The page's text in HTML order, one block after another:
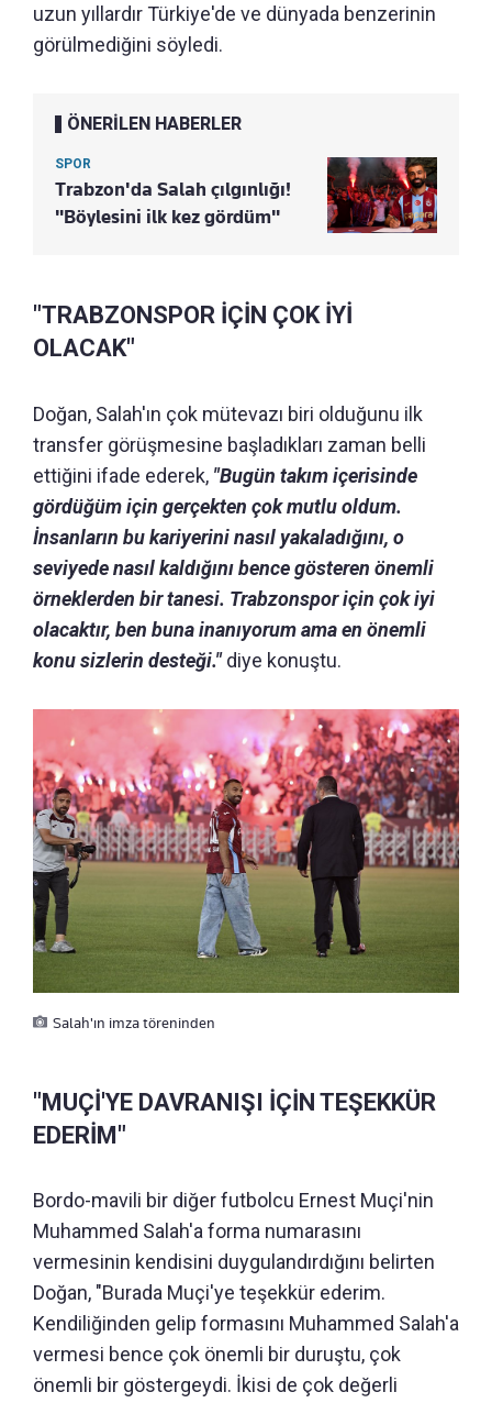
uzun yıllardır Türkiye'de ve dünyada benzerinin
görülmediğini söyledi.
ÖNERİLEN HABERLER
SPOR
Trabzon'da Salah çılgınlığı!
"Böylesini ilk kez gördüm"
"TRABZONSPOR İÇİN ÇOK İYİ
OLACAK"
Doğan, Salah'ın çok mütevazı biri olduğunu ilk
transfer görüşmesine başladıkları zaman belli
ettiğini ifade ederek, "Bugün takım içerisinde
gördüğüm için gerçekten çok mutlu oldum.
İnsanların bu kariyerini nasıl yakaladığını, o
seviyede nasıl kaldığını bence gösteren önemli
örneklerden bir tanesi. Trabzonspor için çok iyi
olacaktır, ben buna inanıyorum ama en önemli
konu sizlerin desteği."diye konuştu.
Salah'ın imza töreninden
"MUÇİ'YE DAVRANIŞI İÇİN TEŞEKKÜR
EDERİM"
Bordo-mavili bir diğer futbolcu Ernest Muçi'nin
Muhammed Salah'a forma numarasını
vermesinin kendisini duygulandırdığını belirten
Doğan, "Burada Muçi'ye teşekkür ederim.
Kendiliğinden gelip formasını Muhammed Salah'a
vermesi bence çok önemli bir duruştu, çok
önemli bir göstergeydi. İkisi de çok değerli